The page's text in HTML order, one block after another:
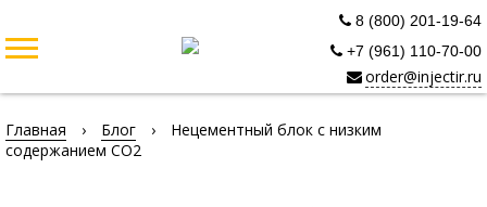
8 (800) 201-19-64
+7 (961) 110-70-00
order@injectir.ru
Главная › Блог ›
Нецементный блок с низким
содержанием СО2